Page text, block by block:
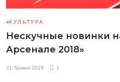
КУЛЬТУРА
Нескучные новинки
Арсенале 2018»
31 Травня 2018 1